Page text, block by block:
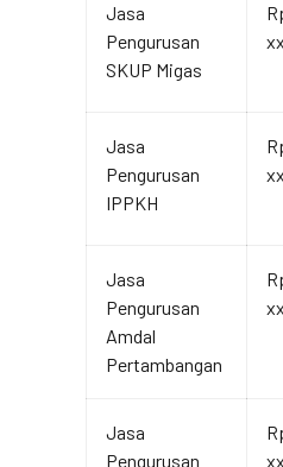
Jasa
Pengurusan
SKUP Migas
Jasa
Pengurusan
IPPKH
Jasa
Pengurusan
Amdal
Pertambangan
Jasa
Pengurusan